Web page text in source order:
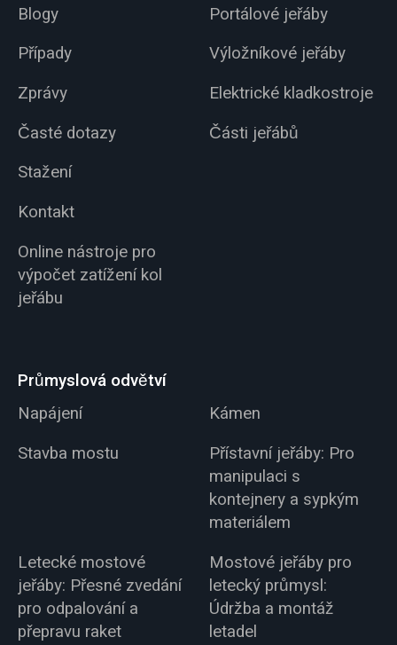
Blogy
Případy
Zprávy
Časté dotazy
Stažení
Kontakt
Online nástroje pro
výpočet zatížení kol
jeřábu
Portálové jeřáby
Výložníkové jeřáby
Elektrické kladkostroje
Části jeřábů
Průmyslová odvětví
Napájení
Kámen
Stavba mostu
Přístavní jeřáby: Pro
manipulaci s
kontejnery a sypkým
materiálem
Letecké mostové
jeřáby: Přesné zvedání
pro odpalování a
přepravu raket
Mostové jeřáby pro
letecký průmysl:
Údržba a montáž
letadel